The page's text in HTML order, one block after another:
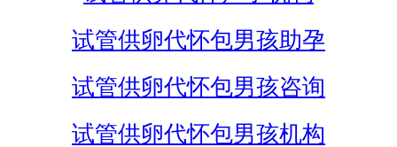
试管供卵代怀包男孩助孕
试管供卵代怀包男孩咨询
试管供卵代怀包男孩机构